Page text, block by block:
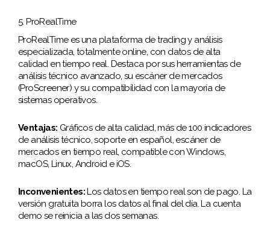
5. ProRealTime
ProRealTime es una plataforma de trading y análisis
especializada, totalmente online, con datos de alta
calidad en tiempo real. Destaca por sus herramientas de
análisis técnico avanzado, su escáner de mercados
(ProScreener) y su compatibilidad con la mayoría de
sistemas operativos.
Ventajas: Gráficos de alta calidad, más de 100 indicadores
de análisis técnico, soporte en español, escáner de
mercados en tiempo real, compatible con Windows,
macOS, Linux, Android e iOS.
Inconvenientes:Los datos en tiempo real son de pago. La
versión gratuita borra los datos al final del día. La cuenta
demo se reinicia a las dos semanas.